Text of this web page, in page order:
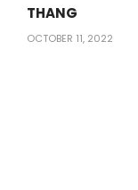
THANG
OCTOBER 11, 2022